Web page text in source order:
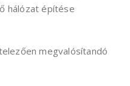
hálózat építése
megvalósítandó